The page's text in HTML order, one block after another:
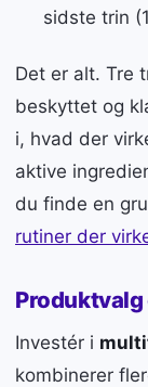
sidste trin
Det er alt. Tre
beskyttet og
i, hvad der
aktive
du finde en
rutiner der
Investér i
kombinerer